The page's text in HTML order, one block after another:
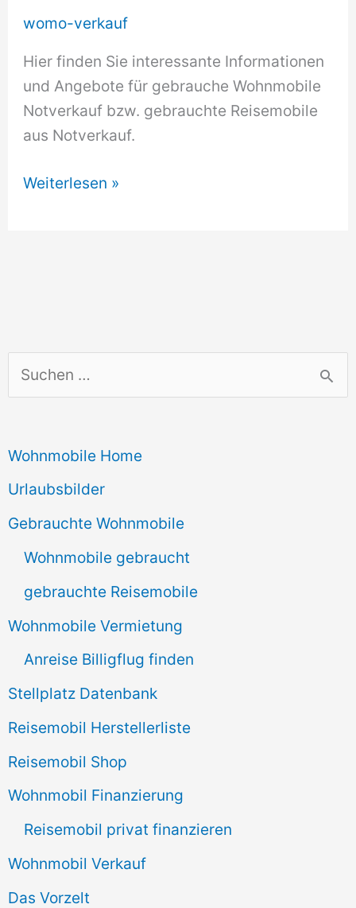
u
h
e
n
Wohnmobile Home
Urlaubsbilder
Gebrauchte Wohnmobile
Wohnmobile gebraucht
gebrauchte Reisemobile
Wohnmobile Vermietung
Anreise Billigflug finden
Stellplatz Datenbank
Reisemobil Herstellerliste
Reisemobil Shop
Wohnmobil Finanzierung
Reisemobil privat finanzieren
Wohnmobil Verkauf
Das Vorzelt
womo-verkauf
Hier finden Sie interessante Informationen
und Angebote für gebrauche Wohnmobile
Notverkauf bzw. gebrauchte Reisemobile
aus Notverkauf.
Wohnmobile
Weiterlesen »